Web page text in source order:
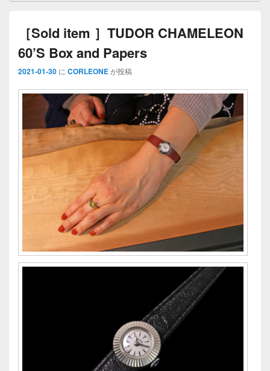
［Sold item ］TUDOR CHAMELEON
60’S Box and Papers
2021-01-30 に CORLEONEが投稿